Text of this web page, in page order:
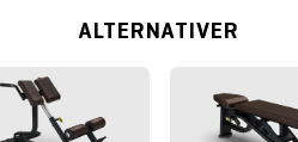
ALTERNATIVER